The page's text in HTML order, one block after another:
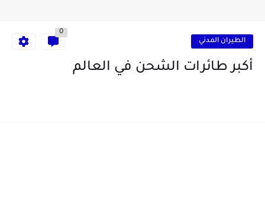
الطيران المدني
0
أكبر طائرات الشحن في العالم